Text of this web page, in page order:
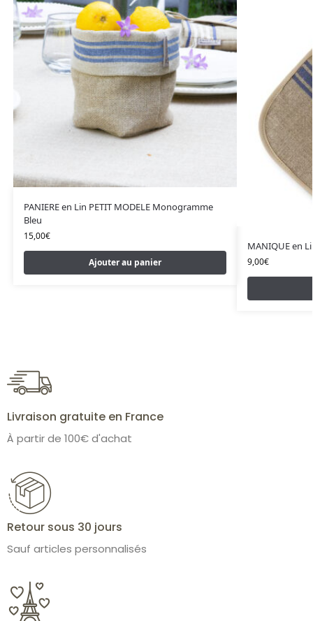
PANIERE en Lin PETIT MODELE Monogramme
Bleu
15,00€
Ajouter au panier
MANIQUE en
9,00€
Livraison gratuite en France
À partir de 100€ d'achat
Retour sous 30 jours
Sauf articles personnalisés